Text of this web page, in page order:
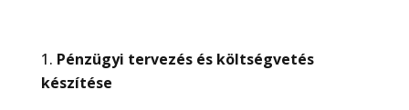
Pénzügyi tervezés és költségvetés
készítése